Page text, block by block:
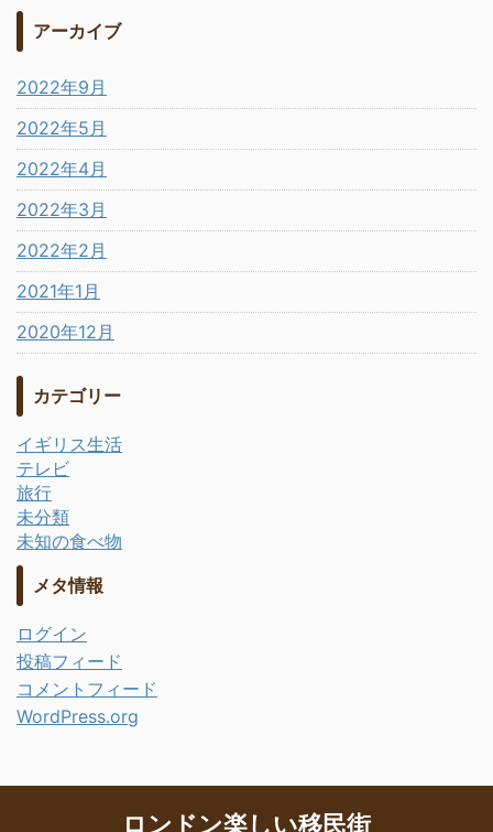
アーカイブ
2022年9月
2022年5月
2022年4月
2022年3月
2022年2月
2021年1月
2020年12月
カテゴリー
イギリス生活
テレビ
旅行
未分類
未知の食べ物
メタ情報
ログイン
投稿フィード
コメントフィード
WordPress.org
ロンドン楽しい移民街